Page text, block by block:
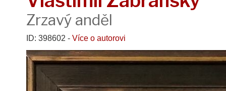
Zrzavý anděl
ID: 398602 - Více o autorovi